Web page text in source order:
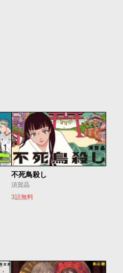
不死鳥殺し
須賀晶
3話無料